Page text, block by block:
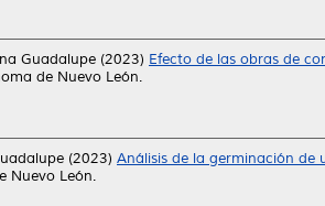
Guadalupe (2023) Efecto de las obras de
de Nuevo León.
(2023) Análisis de la germinación de
Nuevo León.